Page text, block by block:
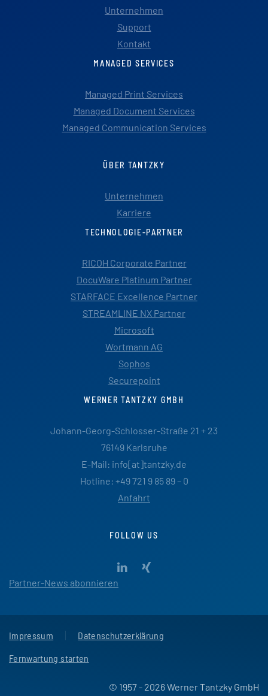
Unternehmen
Support
Kontakt
MANAGED SERVICES
Managed Print Services
Managed Document Services
Managed Communication Services
ÜBER TANTZKY
Unternehmen
Karriere
TECHNOLOGIE-PARTNER
RICOH Corporate Partner
DocuWare Platinum Partner
STARFACE Excellence Partner
STREAMLINE NX Partner
Microsoft
Wortmann AG
Sophos
Securepoint
WERNER TANTZKY GMBH
Johann-Georg-Schlosser-Straße 21 + 23
76149 Karlsruhe
E-Mail: info[at]tantzky.de
Hotline: +49 721 9 85 89 – 0
Anfahrt
FOLLOW US
Partner-News abonnieren
Impressum
Datenschutzerklärung
Fernwartung starten
© 1957 - 2026 Werner Tantzky GmbH